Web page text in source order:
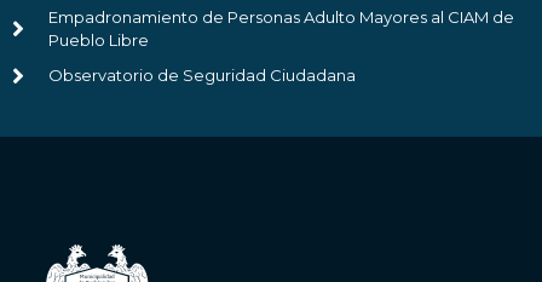
Empadronamiento de Personas Adulto Mayores al CIAM de
Pueblo Libre
Observatorio de Seguridad Ciudadana